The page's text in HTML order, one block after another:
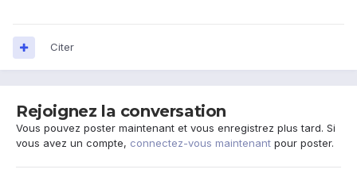
Citer
Rejoignez la conversation
Vous pouvez poster maintenant et vous enregistrez plus tard. Si
vous avez un compte, connectez-vous maintenant pour poster.